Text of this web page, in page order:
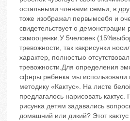
остальными членами семьи, в
тоже изображал первымсебя и
свидетельствует о демонстрации
самооценки.У 5человек
тревожности, так какрисунки
характер, полностью
тревожности.Для определения
сферы ребенка мы использовали
методику «Кактус». На листе
предлагалось нарисовать
рисунка детям задавались
домашний или дикий? Этот кактус